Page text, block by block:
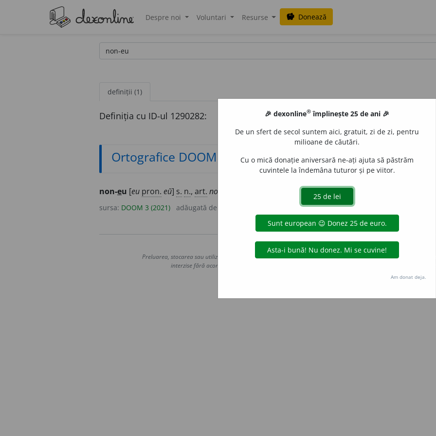
Despre noi Voluntari Resurse savings Donează
definiții (1)
Definiția cu ID-ul 1290282:
Ortografice DOOM
non-eu [eu pron. eŭ] s. n., art. non-
sursa: DOOM 3 (2021) adăugată de
Copyright © 2004-2026 dexonline (https://dexonline.ro)
Preluarea, stocarea sau utilizarea datelor de pe acest site, inclusiv prin orice metode de extragere automată
interzise fără acordul nostru prealabil scris, cu excepția seturilor de date oferite oficial spre utilizare
Hosterion
🎉 dexonline® împlinește 25 de ani 🎉
De un sfert de secol suntem aici, gratuit, zi de zi, pentru
milioane de căutări.
Cu o mică donație aniversară ne-ați ajuta să păstrăm
cuvintele la îndemâna tuturor și pe viitor.
Am donat deja.